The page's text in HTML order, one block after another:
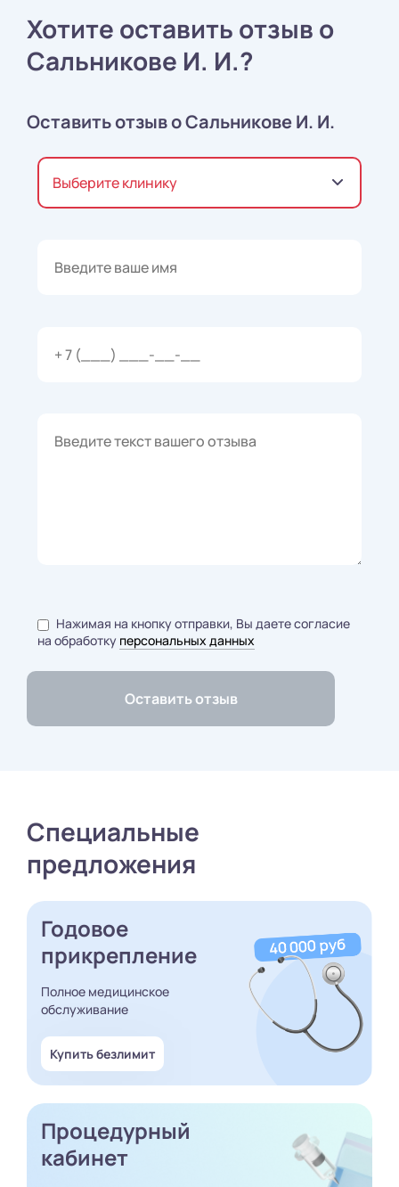
Хотите оставить отзыв о
Сальникове И. И.?
Оставить отзыв о Сальникове И. И.
Выберите клинику
Нажимая на кнопку отправки, Вы даете согласие
на обработку персональных данных
Специальные
предложения
Годовое
прикрепление
Полное медицинское
обслуживание
Купить безлимит
Процедурный
кабинет